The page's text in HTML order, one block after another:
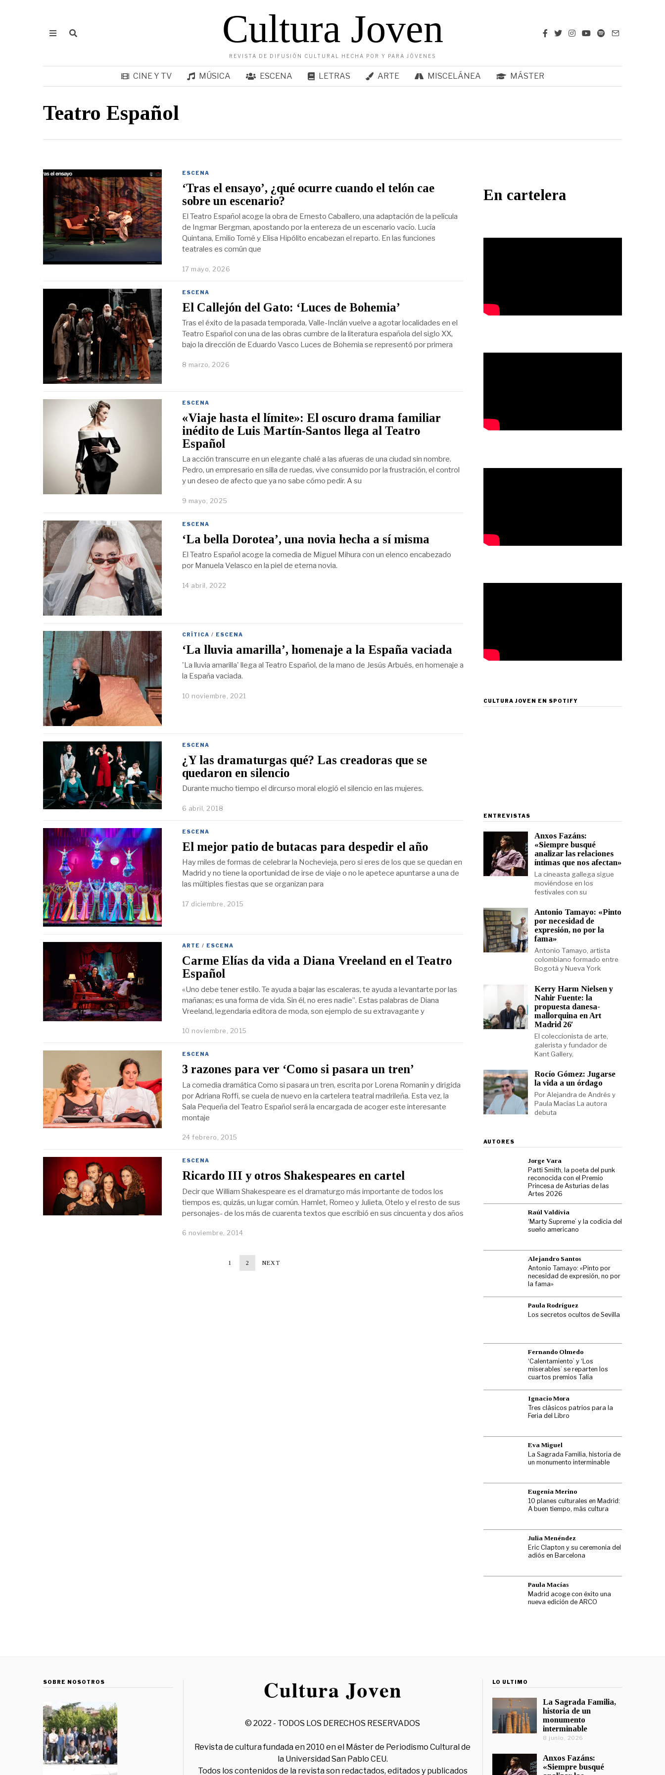
Cultura Joven
REVISTA DE DIFUSIÓN CULTURAL HECHA POR Y PARA JÓVENES
CINE Y TV MÚSICA ESCENA LETRAS ARTE MISCELÁNEA MÁSTER
Teatro Español
ESCENA
‘Tras el ensayo’, ¿qué ocurre cuando el telón cae
sobre un escenario?
El Teatro Español acoge la obra de Ernesto Caballero, una adaptación de la película
de Ingmar Bergman, apostando por la entereza de un escenario vacío. Lucía
Quintana, Emilio Tomé y Elisa Hipólito encabezan el reparto. En las funciones
teatrales es común que
17 mayo, 2026
ESCENA
El Callejón del Gato: ‘Luces de Bohemia’
Tras el éxito de la pasada temporada, Valle-Inclán vuelve a agotar localidades en el
Teatro Español con una de las obras cumbre de la literatura española del siglo XX,
bajo la dirección de Eduardo Vasco Luces de Bohemia se representó por primera
8 marzo, 2026
ESCENA
«Viaje hasta el límite»: El oscuro drama familiar
inédito de Luis Martín-Santos llega al Teatro
Español
La acción transcurre en un elegante chalé a las afueras de una ciudad sin nombre.
Pedro, un empresario en silla de ruedas, vive consumido por la frustración, el control
y un deseo de afecto que ya no sabe cómo pedir. A su
9 mayo, 2025
ESCENA
‘La bella Dorotea’, una novia hecha a sí misma
El Teatro Español acoge la comedia de Miguel Mihura con un elenco encabezado
por Manuela Velasco en la piel de eterna novia.
14 abril, 2022
CRÍTICA / ESCENA
‘La lluvia amarilla’, homenaje a la España vaciada
'La lluvia amarilla' llega al Teatro Español, de la mano de Jesús Arbués, en homenaje a
la España vaciada.
10 noviembre, 2021
ESCENA
¿Y las dramaturgas qué? Las creadoras que se
quedaron en silencio
Durante mucho tiempo el dircurso moral elogió el silencio en las mujeres.
6 abril, 2018
ESCENA
El mejor patio de butacas para despedir el año
Hay miles de formas de celebrar la Nochevieja, pero si eres de los que se quedan en
Madrid y no tiene la oportunidad de irse de viaje o no le apetece apuntarse a una de
las múltiples fiestas que se organizan para
17 diciembre, 2015
ARTE / ESCENA
Carme Elías da vida a Diana Vreeland en el Teatro
Español
«Uno debe tener estilo. Te ayuda a bajar las escaleras, te ayuda a levantarte por las
mañanas; es una forma de vida. Sin él, no eres nadie”. Estas palabras de Diana
Vreeland, legendaria editora de moda, son ejemplo de su extravagante y
10 noviembre, 2015
ESCENA
3 razones para ver ‘Como si pasara un tren’
La comedia dramática Como si pasara un tren, escrita por Lorena Romanín y dirigida
por Adriana Roffi, se cuela de nuevo en la cartelera teatral madrileña. Esta vez, la
Sala Pequeña del Teatro Español será la encargada de acoger este interesante
montaje
24 febrero, 2015
ESCENA
Ricardo III y otros Shakespeares en cartel
Decir que William Shakespeare es el dramaturgo más importante de todos los
tiempos es, quizás, un lugar común. Hamlet, Romeo y Julieta, Otelo y el resto de sus
personajes- de los más de cuarenta textos que escribió en sus cincuenta y dos años
6 noviembre, 2014
1 2 NEXT
En cartelera
CULTURA JOVEN EN SPOTIFY
ENTREVISTAS
Anxos Fazáns:
«Siempre busqué
analizar las relaciones
íntimas que nos afectan»
La cineasta gallega sigue
moviéndose en los
festivales con su
Antonio Tamayo: «Pinto
por necesidad de
expresión, no por la
fama»
Antonio Tamayo, artista
colombiano formado entre
Bogotá y Nueva York
Kerry Harm Nielsen y
Nahir Fuente: la
propuesta danesa-
mallorquina en Art
Madrid 26′
El coleccionista de arte,
galerista y fundador de
Kant Gallery,
Rocío Gómez: Jugarse
la vida a un órdago
Por Alejandra de Andrés y
Paula Macías La autora
debuta
AUTORES
Jorge Vara
Patti Smith, la poeta del punk
reconocida con el Premio
Princesa de Asturias de las
Artes 2026
Raúl Valdivia
‘Marty Supreme’ y la codicia del
sueño americano
Alejandro Santos
Antonio Tamayo: «Pinto por
necesidad de expresión, no por
la fama»
Paula Rodríguez
Los secretos ocultos de Sevilla
Fernando Olmedo
‘Calentamiento’ y ‘Los
miserables’ se reparten los
cuartos premios Talía
Ignacio Mora
Tres clásicos patrios para la
Feria del Libro
Eva Miguel
La Sagrada Familia, historia de
un monumento interminable
Eugenia Merino
10 planes culturales en Madrid:
A buen tiempo, más cultura
Julia Menéndez
Eric Clapton y su ceremonia del
adiós en Barcelona
Paula Macías
Madrid acoge con éxito una
nueva edición de ARCO
SOBRE NOSOTROS
© 2022 - TODOS LOS DERECHOS RESERVADOS
Revista de cultura fundada en 2010 en el Máster de Periodismo Cultural de
la Universidad San Pablo CEU.
Todos los contenidos de la revista son redactados, editados y publicados
LO ÚLTIMO
La Sagrada Familia,
historia de un
monumento
interminable
8 junio, 2026
Anxos Fazáns:
«Siempre busqué